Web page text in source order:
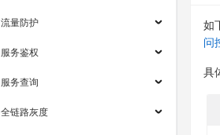
流量防护
服务鉴权
服务查询
全链路灰度
如
问
具